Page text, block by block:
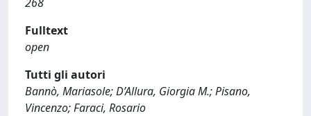
Fulltext
open
Tutti gli autori
Bannò, Mariasole; D’Allura, Giorgia M.; Pisano,
Vincenzo; Faraci, Rosario